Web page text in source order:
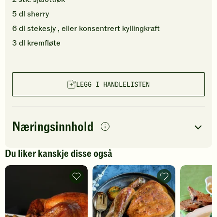
5 dl sherry
6 dl stekesjy , eller konsentrert kyllingkraft
3 dl kremfløte
LEGG I HANDLELISTEN
Næringsinnhold
per porsjon
Navn på
antall
Energi 2000kcal
120 g
Protein
155g
Du liker kanskje disse også
Kalkun
Thanksgiving
-
legg
Helstekt
kalkun
-
legg
til